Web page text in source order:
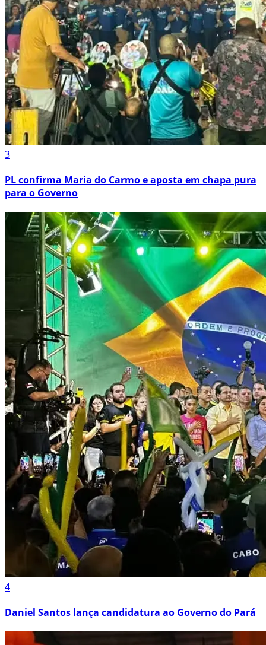
3
PL confirma Maria do Carmo e aposta em chapa pura
para o Governo
4
Daniel Santos lança candidatura ao Governo do Pará